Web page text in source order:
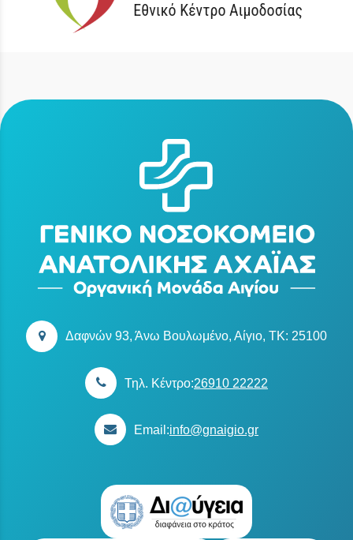
Δαφνών 93, Άνω Βουλωμένο, Αίγιο, TK: 25100
Τηλ. Κέντρο:26910 22222
Email:info@gnaigio.gr